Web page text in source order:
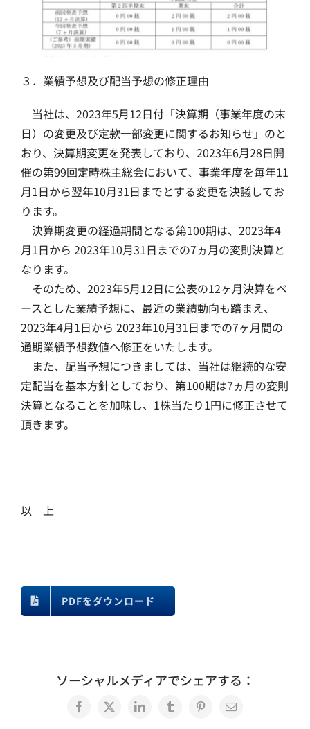
３．業績予想及び配当予想の修正理由
当社は、2023年5月12日付「決算期（事業年度の末
日）の変更及び定款一部変更に関するお知らせ」のと
おり、決算期変更を発表しており、2023年6月28日開
催の第99回定時株主総会において、事業年度を毎年11
月1日から翌年10月31日までとする変更を決議してお
ります。
決算期変更の経過期間となる第100期は、2023年4
月1日から 2023年10月31日までの7ヵ月の変則決算と
なります。
そのため、2023年5月12日に公表の12ヶ月決算をベ
ースとした業績予想に、最近の業績動向も踏まえ、
2023年4月1日から 2023年10月31日までの7ヶ月間の
通期業績予想数値へ修正をいたします。
また、配当予想につきましては、当社は継続的な安
定配当を基本方針としており、第100期は7ヵ月の変則
決算となることを加味し、1株当たり1円に修正させて
頂きます。
以 上
PDFをダウンロード
ソーシャルメディアでシェアする：
Facebook
X LinkedInTumblrPinterest
電